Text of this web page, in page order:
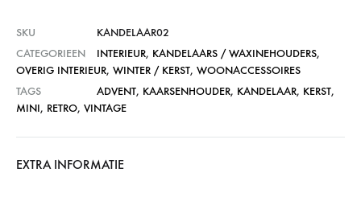
SKU
KANDELAAR02
CATEGORIEEN
INTERIEUR, KANDELAARS / WAXINEHOUDERS,
OVERIG INTERIEUR, WINTER / KERST, WOONACCESSOIRES
TAGS
ADVENT, KAARSENHOUDER, KANDELAAR, KERST,
MINI, RETRO, VINTAGE
EXTRA INFORMATIE